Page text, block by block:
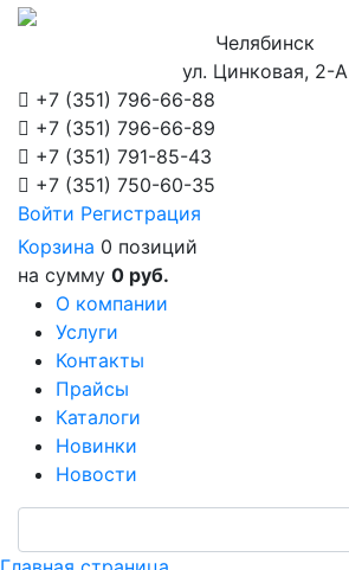
Челябинск
ул. Цинковая, 2-А
+7 (351) 796-66-88
+7 (351) 796-66-89
+7 (351) 791-85-43
+7 (351) 750-60-35
Войти Регистрация
Корзина 0 позиций
на сумму 0 руб.
О компании
Услуги
Контакты
Прайсы
Каталоги
Новинки
Новости